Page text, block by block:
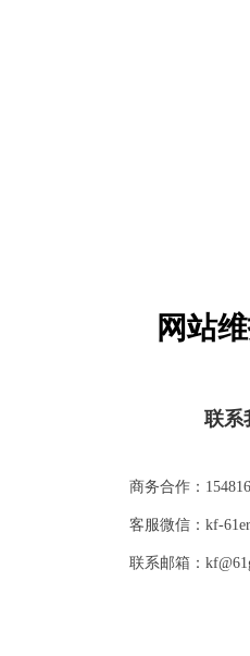
网站
联系
商务合作：
客服微信：kf-
联系邮箱：